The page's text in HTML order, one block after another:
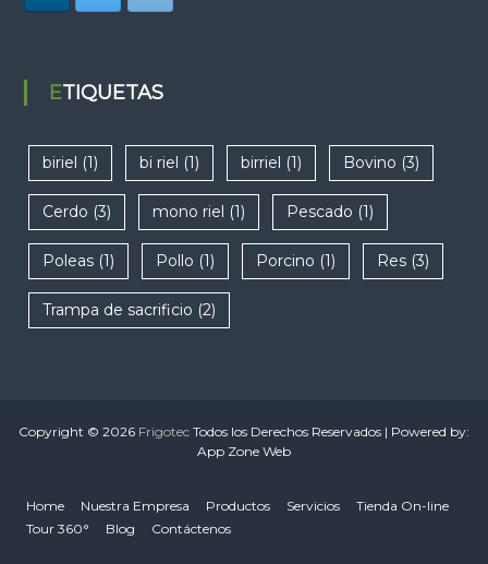
ETIQUETAS
biriel (1) bi riel (1) birriel (1) Bovino (3)
Cerdo (3) mono riel (1) Pescado (1)
Poleas(1) Pollo (1) Porcino (1) Res(3)
Trampa de sacrificio (2)
Copyright © 2026 Frigotec Todos los Derechos Reservados | Powered by:
App Zone Web
Home Nuestra Empresa Productos Servicios
Tienda On-line
Tour 360°
Blog Contáctenos